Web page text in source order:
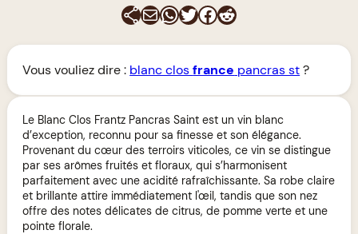
E-mailWhatsApp
Twitter
Facebook
Reddit
Vous vouliez dire : blanc closfrance pancras st?
Le Blanc Clos Frantz Pancras Saint est un vin blanc
d’exception, reconnu pour sa finesse et son élégance.
Provenant du cœur des terroirs viticoles, ce vin se distingue
par ses arômes fruités et floraux, qui s’harmonisent
parfaitement avec une acidité rafraîchissante. Sa robe claire
et brillante attire immédiatement l'œil, tandis que son nez
offre des notes délicates de citrus, de pomme verte et une
pointe florale.